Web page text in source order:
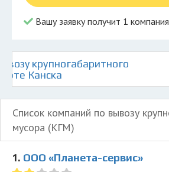
Вашу заявку получит 1
крупногабаритного
Канска
Список компаний по вывозу
мусора (КГМ)
1. ООО «Планета-сервис»